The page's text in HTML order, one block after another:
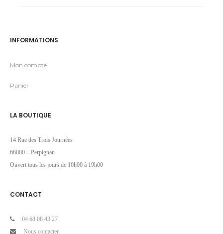
INFORMATIONS
Mon compte
Panier
LA BOUTIQUE
14 Rue des Trois Journées
66000 – Perpignan
Ouvert tous les jours de 10h00 à 19h00
CONTACT
04 68 08 43 27
Nous contacter